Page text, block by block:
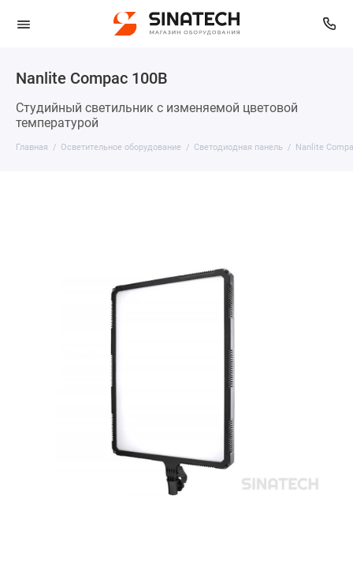
Nanlite Compac 100B
Студийный светильник с изменяемой цветовой
температурой
Главная Осветительное оборудование Светодиодная панель Nanlite